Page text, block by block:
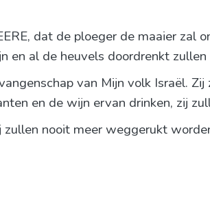
dat de ploeger de maaier zal
en al de heuvels doordrenkt
van Mijn volk Israël.
en de wijn ervan drinken, zij
zullen nooit meer weggerukt